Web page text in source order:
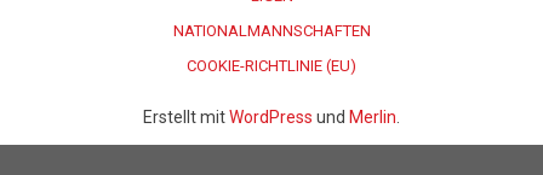
NATIONALMANNSCHAFTEN
COOKIE-RICHTLINIE (EU)
Erstellt mitWordPress und Merlin